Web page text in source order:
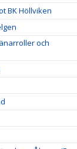
BK Höllviken
och